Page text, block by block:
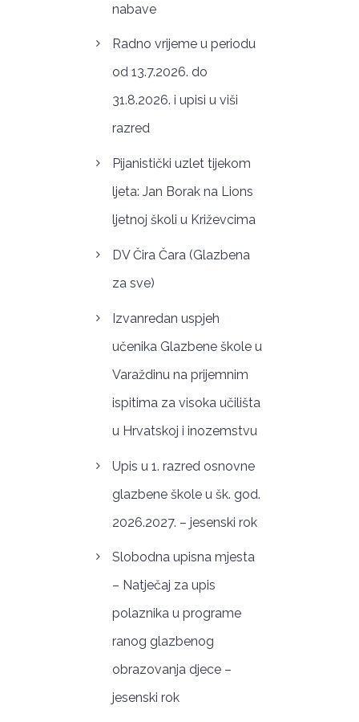
nabave
Radno vrijeme u periodu
od 13.7.2026. do
31.8.2026. i upisi u viši
razred
Pijanistički uzlet tijekom
ljeta: Jan Borak na Lions
ljetnoj školi u Križevcima
DV Čira Čara (Glazbena
za sve)
Izvanredan uspjeh
učenika Glazbene škole u
Varaždinu na prijemnim
ispitima za visoka učilišta
u Hrvatskoj i inozemstvu
Upis u 1. razred osnovne
glazbene škole u šk. god.
2026.2027. – jesenski rok
Slobodna upisna mjesta
– Natječaj za upis
polaznika u programe
ranog glazbenog
obrazovanja djece –
jesenski rok